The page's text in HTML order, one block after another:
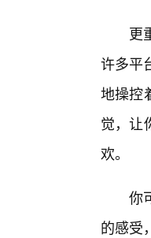
更
许多平
地操控
觉，让
欢。
你
的感受